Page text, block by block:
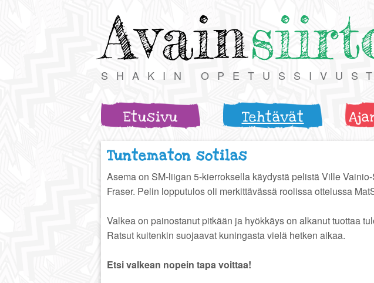
Avain
SHAKIN
Etusivu Tehtävät
Tuntematon sotilas
Asema on SM-liigan 5-kierroksella käydystä pelistä Ville
Fraser. Pelin lopputulos oli merkittävässä roolissa ottelussa
Valkea on painostanut pitkään ja hyökkäys on alkanut tuottaa
Ratsut kuitenkin suojaavat kuningasta vielä hetken aikaa.
Etsi valkean nopein tapa voittaa!